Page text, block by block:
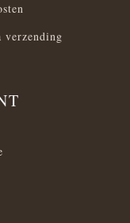
verzending